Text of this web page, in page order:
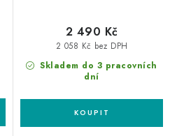
Skladem do 3 pracovních
dní
2 058 Kč bez DPH
2 490 Kč